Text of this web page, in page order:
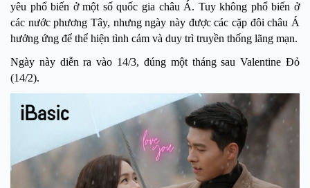
yêu phổ biến ở một số quốc gia châu Á. Tuy không phổ biến ở
các nước phương Tây, nhưng ngày này được các cặp đôi châu Á
hưởng ứng để thể hiện tình cảm và duy trì truyền thống lãng mạn.
Ngày này diễn ra vào 14/3, đúng một tháng sauValentine Đỏ
(14/2).